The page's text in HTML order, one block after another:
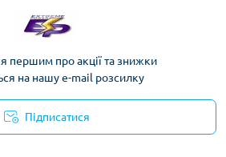
що включають кислоту
хондроїтин і протеогликани,
хондроцитами як вихідний
нових протеогліканів, кислоти
які є
хряща суглобів.
першим про акції та знижки
на нашу e-mail розсилку
Підписатися